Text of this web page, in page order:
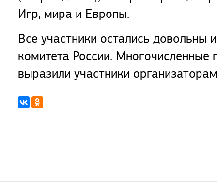
Игр, мира и Европы.
Все участники остались
комитета России.
выразили участники